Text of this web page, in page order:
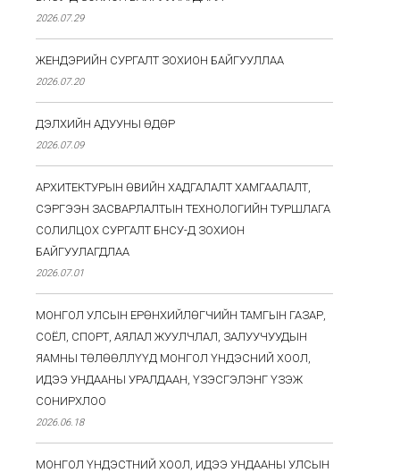
2026.07.29
ЖЕНДЭРИЙН СУРГАЛТ ЗОХИОН БАЙГУУЛЛАА
2026.07.20
ДЭЛХИЙН АДУУНЫ ӨДӨР
2026.07.09
АРХИТЕКТУРЫН ӨВИЙН ХАДГАЛАЛТ ХАМГААЛАЛТ,
СЭРГЭЭН ЗАСВАРЛАЛТЫН ТЕХНОЛОГИЙН ТУРШЛАГА
СОЛИЛЦОХ СУРГАЛТ БНСУ-Д ЗОХИОН
БАЙГУУЛАГДЛАА
2026.07.01
МОНГОЛ УЛСЫН ЕРӨНХИЙЛӨГЧИЙН ТАМГЫН ГАЗАР,
СОЁЛ, СПОРТ, АЯЛАЛ ЖУУЛЧЛАЛ, ЗАЛУУЧУУДЫН
ЯАМНЫ ТӨЛӨӨЛЛҮҮД МОНГОЛ ҮНДЭСНИЙ ХООЛ,
ИДЭЭ УНДААНЫ УРАЛДААН, ҮЗЭСГЭЛЭНГ ҮЗЭЖ
СОНИРХЛОО
2026.06.18
МОНГОЛ ҮНДЭСТНИЙ ХООЛ, ИДЭЭ УНДААНЫ УЛСЫН